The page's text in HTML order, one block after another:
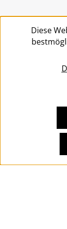
Service
und ggf.
Diese